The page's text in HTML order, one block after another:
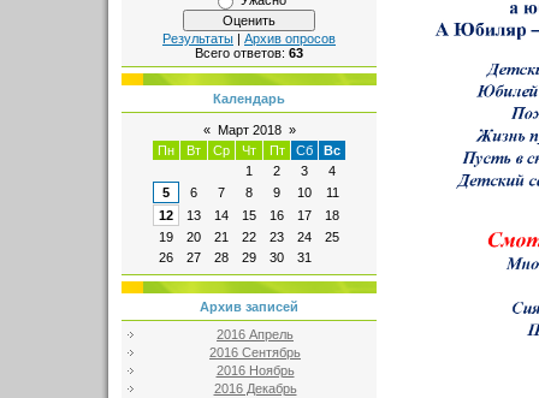
Результаты | Архив опросов
Всего ответов: 63
Календарь
« Март 2018 »
Пн
Вт Ср Чт Пт Сб
Вс
1
2 3
4
5
6 7 8 9 10
11
12
13 14 15 16 17
18
19
20 21 22 23 24
25
26
27 28 29 30 31
Архив записей
2016 Апрель
2016 Сентябрь
2016 Ноябрь
2016 Декабрь